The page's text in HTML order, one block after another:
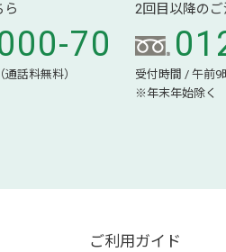
ら
70
話料無料）
2回目以降の
受付時間 / 午前9
※年末年始除く
ご利用ガイド